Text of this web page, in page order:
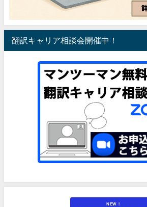
翻訳キャリア相談会開催中！
NEW！